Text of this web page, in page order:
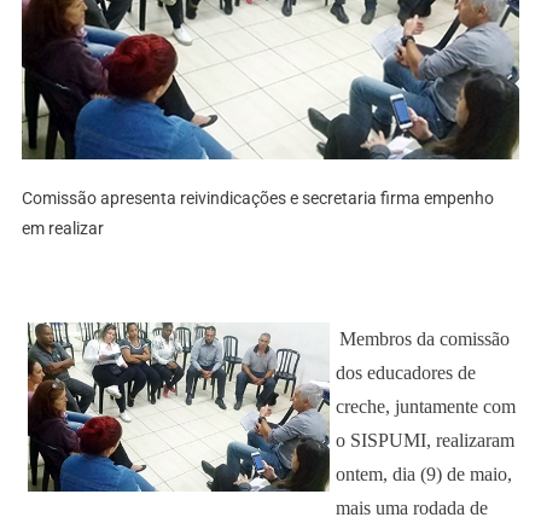
Comissão apresenta reivindicações e secretaria firma empenho
em realizar
Membros da comissão
dos educadores de
creche, juntamente com
o SISPUMI, realizaram
ontem, dia (9) de maio,
mais uma rodada de